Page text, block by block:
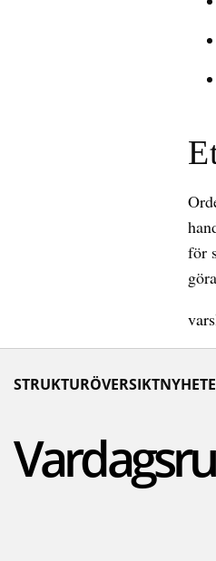
för
STRUKTURÖVERSIKT